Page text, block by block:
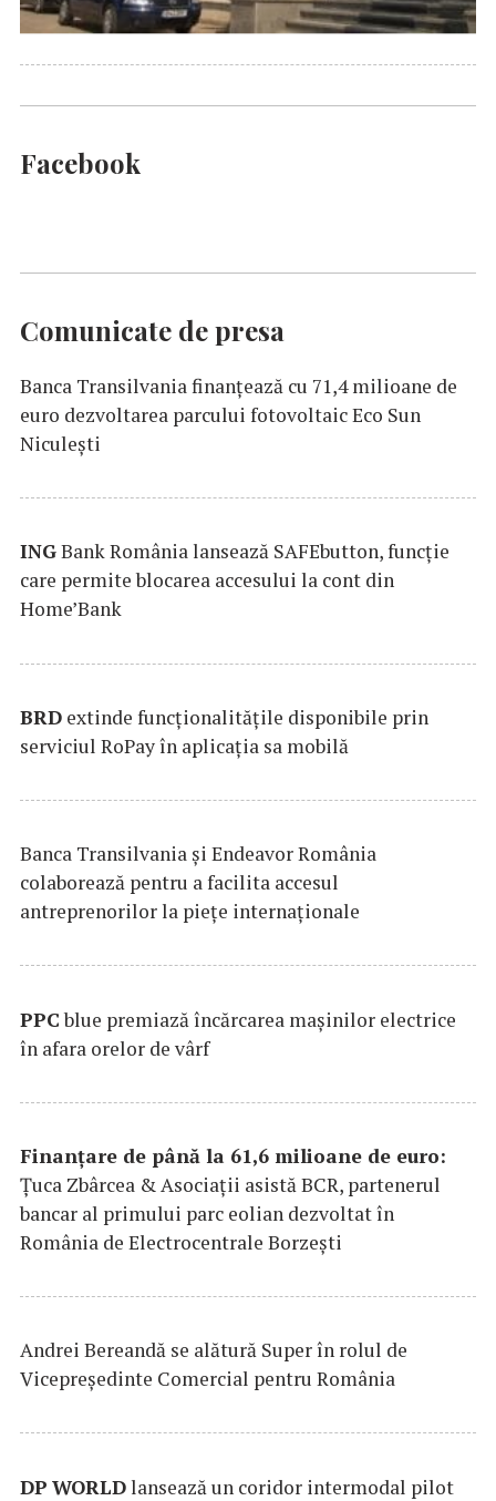
Facebook
Comunicate de presa
Banca Transilvania finanțează cu 71,4 milioane de
euro dezvoltarea parcului fotovoltaic Eco Sun
Niculești
INGBank România lansează SAFEbutton, funcţie
care permite blocarea accesului la cont din
Home’Bank
BRD extinde funcţionalităţile disponibile prin
serviciul RoPay în aplicaţia sa mobilă
Banca Transilvania şi Endeavor România
colaborează pentru a facilita accesul
antreprenorilor la pieţe internaţionale
PPCblue premiază încărcarea maşinilor electrice
în afara orelor de vârf
Finanțare de până la 61,6 milioane de euro:
Țuca Zbârcea & Asociații asistă BCR, partenerul
bancar al primului parc eolian dezvoltat în
România de Electrocentrale Borzești
Andrei Bereandă se alătură Super în rolul de
Vicepreședinte Comercial pentru România
DP WORLDlansează un coridor intermodal pilot